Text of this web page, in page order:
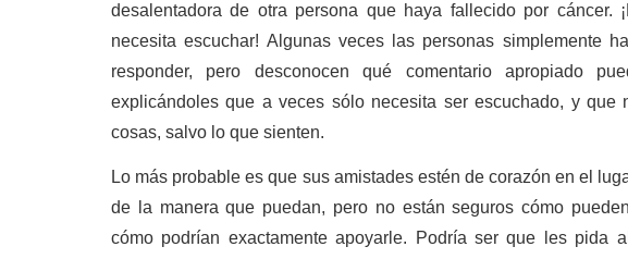
desalentadora de otra persona que haya fallecido por cáncer.
necesita escuchar! Algunas veces las personas simplemente
responder, pero desconocen qué comentario apropiado
explicándoles que a veces sólo necesita ser escuchado, y
cosas, salvo lo que sienten.
Lo más probable es que sus amistades estén de corazón en el
de la manera que puedan, pero no están seguros cómo
cómo podrían exactamente apoyarle. Podría ser que les pida